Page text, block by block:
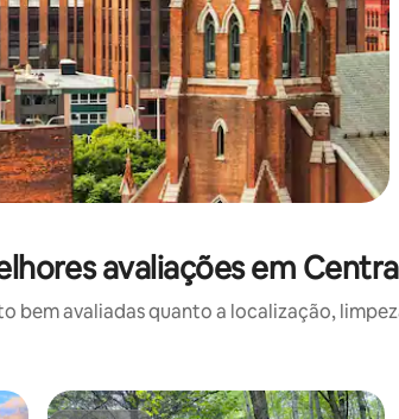
avaliações em
bem avaliadas quanto a localização,